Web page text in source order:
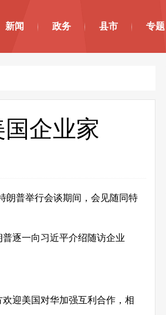
新闻 政务 县市 专题
企业家
普举行会谈期间，会见随同特
逐一向习近平介绍随访企业
迎美国对华加强互利合作，相